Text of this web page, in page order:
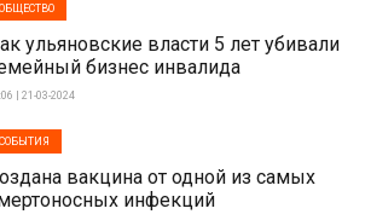
ОБЩЕСТВО
ульяновские власти 5 лет убивали
бизнес инвалида
| 21-03-2024
СОБЫТИЯ
вакцина от одной из самых
инфекций